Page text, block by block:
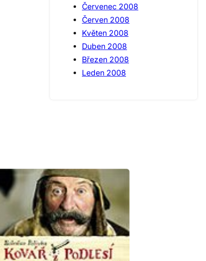
Červenec 2008
Červen 2008
Květen 2008
Duben 2008
Březen 2008
Leden 2008